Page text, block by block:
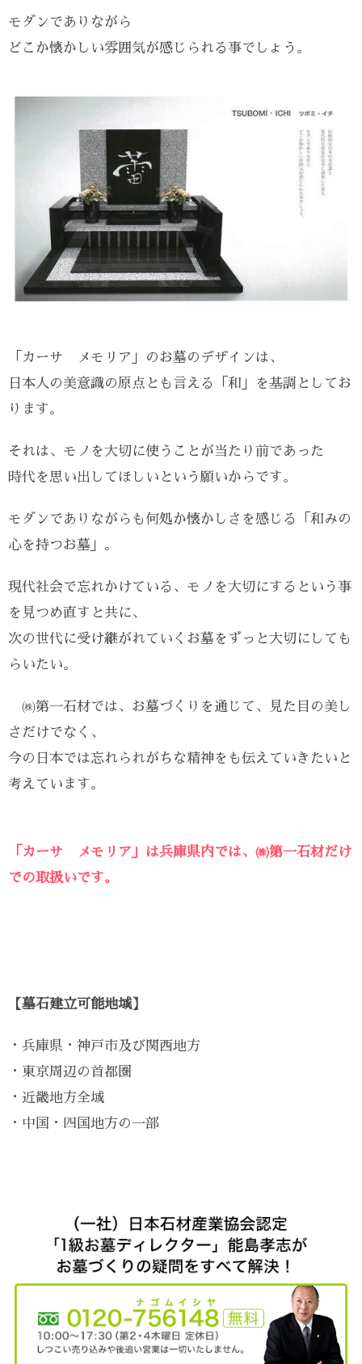
モダンでありながら
どこか懐かしい雰囲気が感じられる事でしょう。
「カーサ メモリア」のお墓のデザインは、
日本人の美意識の原点とも言える「和」を基調としてお
ります。
それは、モノを大切に使うことが当たり前であった
時代を思い出してほしいという願いからです。
モダンでありながらも何処か懐かしさを感じる「和みの
心を持つお墓」。
現代社会で忘れかけている、モノを大切にするという事
を見つめ直すと共に、
次の世代に受け継がれていくお墓をずっと大切にしても
らいたい。
㈱第一石材では、お墓づくりを通じて、見た目の美し
さだけでなく、
今の日本では忘れられがちな精神をも伝えていきたいと
考えています。
「カーサ メモリア」は兵庫県内では、㈱第一石材だけ
での取扱いです。
【墓石建立可能地域】
・兵庫県・神戸市及び関西地方
・東京周辺の首都圏
・近畿地方全域
・中国・四国地方の一部